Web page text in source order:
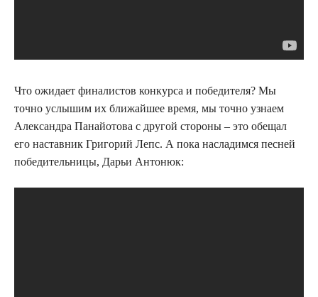
Что ожидает финалистов конкурса и победителя? Мы
точно услышим их ближайшее время, мы точно узнаем
Александра Панайотова с другой стороны – это обещал
его наставник Григорий Лепс. А пока насладимся песней
победительницы, Дарьи Антонюк: